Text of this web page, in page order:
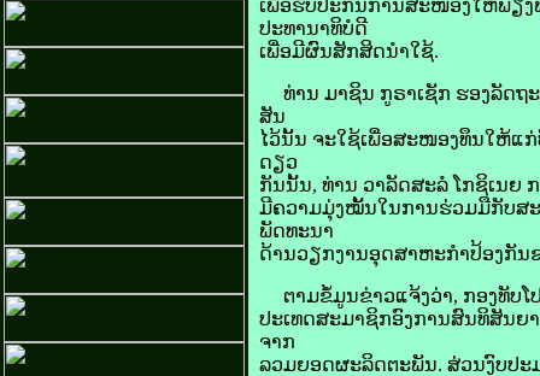
ເພື່ອ​ຮັບປະກັນ​ການ​ສະໜອງ​ໃຫ້​ພຽງ
ປະທານາທິບໍດີ​
ເພື່ອ​ມີ​ຜົນ​ສັກສິດ​ນຳ​ໃຊ້.
ທ່ານ ມາ​ຊິນ ກູ​ຣາ​ເຊັກ ຮອງ​ລັດຖ
ສັນ
ໄວ້​ນັ້ນ ຈະ​ໃຊ້​ເພື່ອ​ສະໜອງ​ທຶນ​ໃຫ້​ແ
ດຽວ​
ກັນ​ນັ້ນ, ທ່ານ ວາ​ລັດ​ສະ​ລໍ ໂກ​ຊິ​ເນຍ
ມີ​ຄວາມ​ມຸ່ງ​ໝັ້ນ​ໃນ​ການ​ຮ່ວມ​ມື​ກັບ​ສະ​
ພັດທະນາ
ດ້ານ​ວຽກ​ງານ​ອຸດສາຫະກຳ​ປ້ອງ​ກັນ​
ຕາມ​ຂໍ້​ມູນ​ຂ່າວ​ແຈ້ງວ່າ, ກອງທັບ​ໂປ​
ປະເທດ​ສະມາຊິກ​ອົງການ​ສົນທິສັນຍ
ຈາກ
ລວມ​ຍອດຜະລິດ​ຕະ​ພັນ. ສ່ວນ​ງົບປະ